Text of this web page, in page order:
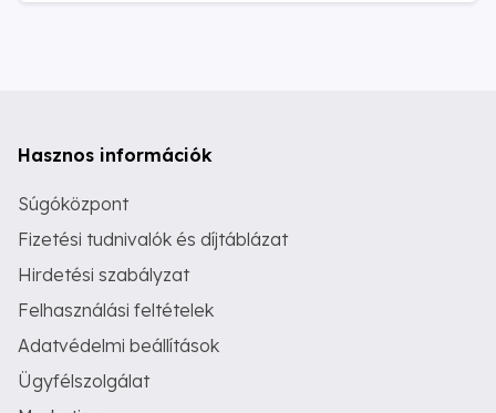
Hasznos információk
Súgóközpont
Fizetési tudnivalók és díjtáblázat
Hirdetési szabályzat
Felhasználási feltételek
Adatvédelmi beállítások
Ügyfélszolgálat